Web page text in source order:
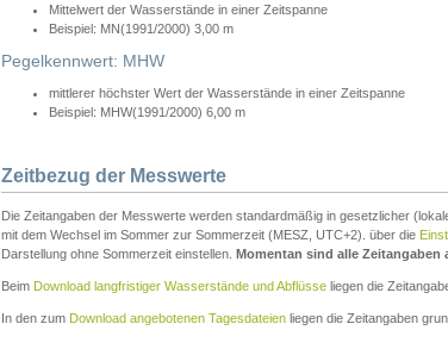
Mittelwert der Wasserstände in einer Zeitspanne
Beispiel: MN(1991/2000) 3,00 m
Pegelkennwert: MHW
mittlerer höchster Wert der Wasserstände in einer Zeitspanne
Beispiel: MHW(1991/2000) 6,00 m
Zeitbezug der Messwerte
Die Zeitangaben der Messwerte werden standardmäßig in gesetzlicher
mit dem Wechsel im Sommer zur Sommerzeit (MESZ, UTC+2). über die
Darstellung ohne Sommerzeit einstellen. Momentan sind alle
Beim Download langfristiger Wasserstände und Abflüsse liegen die
In den zum Download angebotenen Tagesdateien liegen die Zeitangaben